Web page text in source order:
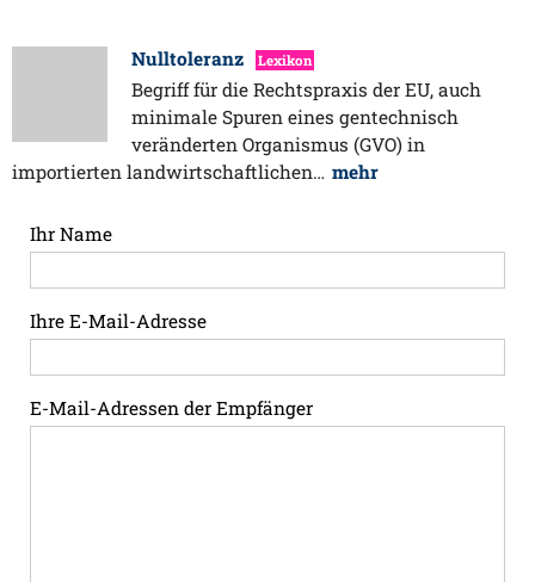
Nulltoleranz Lexikon
Begriff für die Rechtspraxis der EU, auch
minimale Spuren eines gentechnisch
veränderten Organismus (GVO) in
importierten landwirtschaftlichen… mehr
Ihr Name
Ihre E-Mail-Adresse
E-Mail-Adressen der Empfänger